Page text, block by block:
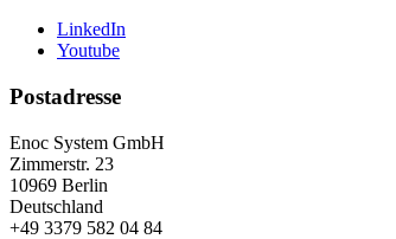
LinkedIn
Youtube
Postadresse
Enoc System GmbH
Zimmerstr. 23
10969 Berlin
Deutschland
+49 3379 582 04 84